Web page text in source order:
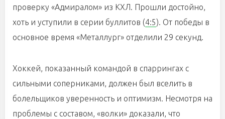
проверку «Адмиралом» из КХЛ. Прошли достойно,
хоть и уступили в серии буллитов (4:5). От победы в
основное время «Металлург» отделили 29 секунд.
Хоккей, показанный командой в спаррингах с
сильными соперниками, должен был вселить в
болельщиков уверенность и оптимизм. Несмотря на
проблемы с составом, «волки» доказали, что